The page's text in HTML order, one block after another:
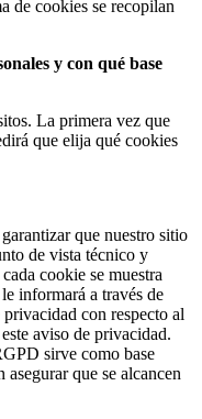
de cookies se recopilan
y con qué base
La primera vez que
que elija qué cookies
que nuestro sitio
de vista técnico y
cookie se muestra
informará a través de
con respecto al
aviso de privacidad.
sirve como base
que se alcancen